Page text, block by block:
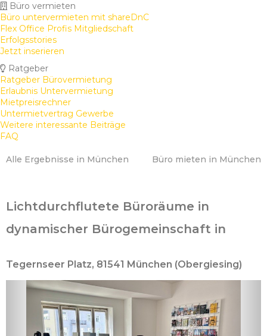
Büro vermieten
Büro untervermieten mit shareDnC
Flex Office Profis Mitgliedschaft
Erfolgsstories
Jetzt inserieren
Ratgeber
Ratgeber Bürovermietung
Erlaubnis Untervermietung
Mietpreisrechner
Untermietvertrag Gewerbe
Weitere interessante Beiträge
FAQ
Alle Ergebnisse in München Büro mieten in München
Lichtdurchflutete Büroräume in
dynamischer Bürogemeinschaft in
Tegernseer Platz, 81541 München (Obergiesing)